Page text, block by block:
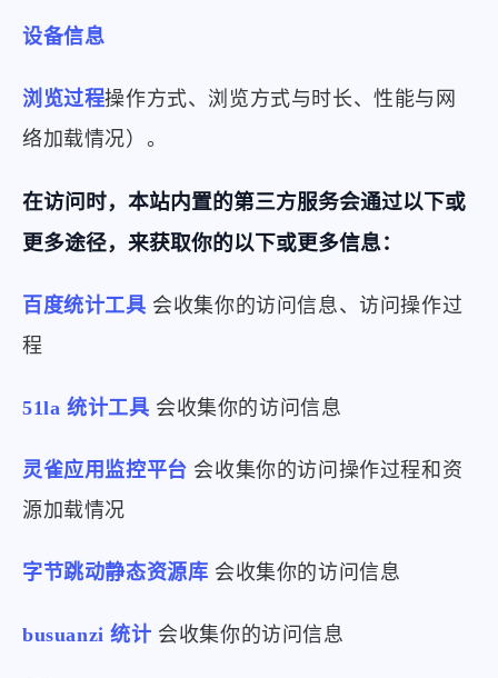
设备信息
浏览过程操作方式、浏览方式与时长、性能与网
络加载情况）。
在访问时，本站内置的第三方服务会通过以下或
更多途径，来获取你的以下或更多信息：
百度统计工具 会收集你的访问信息、访问操作过
程
51la 统计工具 会收集你的访问信息
灵雀应用监控平台 会收集你的访问操作过程和资
源加载情况
字节跳动静态资源库 会收集你的访问信息
busuanzi 统计 会收集你的访问信息